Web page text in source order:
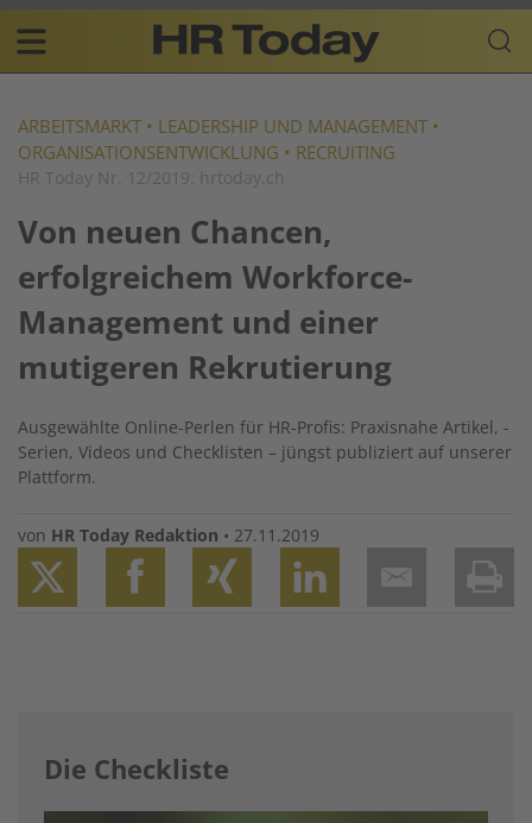
Skip
content
Plattform
für
Resources
navigation
DE
ARBEITSMARKT • LEADERSHIP UND MANAGEMENT •
ORGANISATIONSENTWICKLUNG • RECRUITING
HR Today Nr. 12/2019: hrtoday.ch
Von neuen Chancen,
erfolgreichem Workforce-
Management und einer
mutigeren Rekrutierung
Ausgewählte Online-Perlen für HR-Profis: Praxisnahe Artikel, ­
Serien, Videos und Checklisten – jüngst publiziert auf unserer
Plattform.
von HR Today Redaktion • 27.11.2019
Die Checkliste